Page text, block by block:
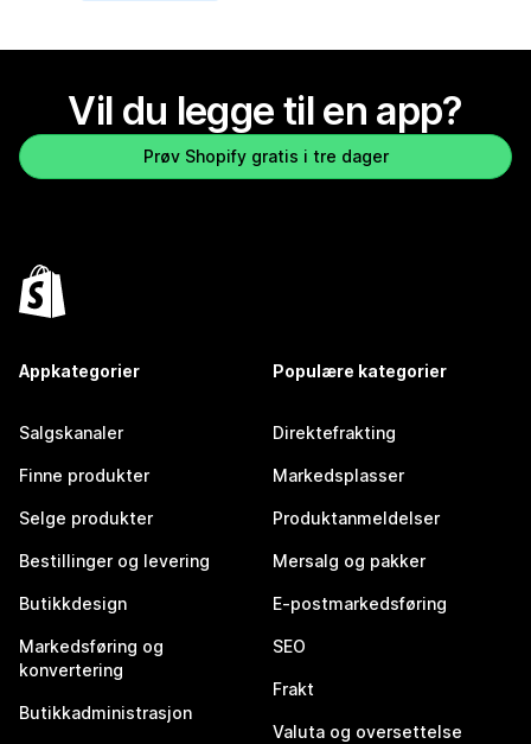
Vil du legge til en app?
Prøv Shopify gratis i tre dager
Appkategorier
Salgskanaler
Finne produkter
Selge produkter
Bestillinger og levering
Butikkdesign
Markedsføring og
konvertering
Butikkadministrasjon
Populære kategorier
Direktefrakting
Markedsplasser
Produktanmeldelser
Mersalg og pakker
E-postmarkedsføring
SEO
Frakt
Valuta og oversettelse